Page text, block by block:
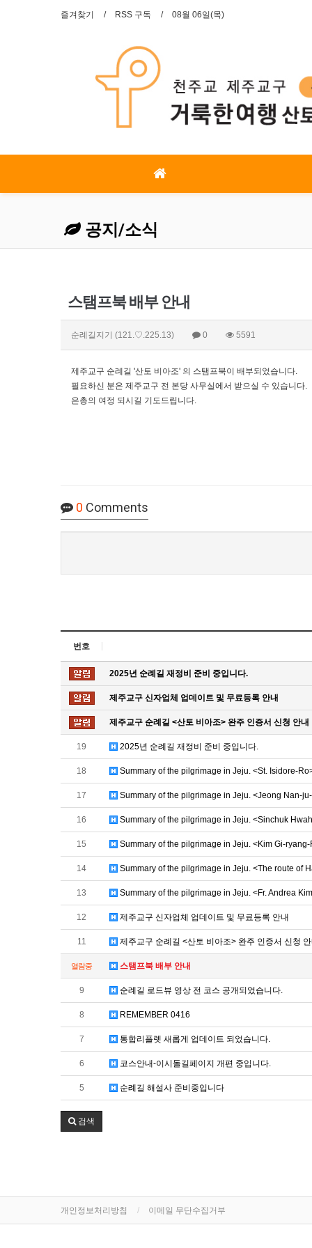
즐겨찾기 RSS 구독 08월 06일(목)
공지/소식
스탬프북 배부 안내
순례길지기 (121.♡.225.13) 0 5591
제주교구 순례길 '산토 비아조' 의 스탬프북이 배부되었습니다.
필요하신 분은 제주교구 전 본당 사무실에서 받으실 수 있습니다.
은총의 여정 되시길 기도드립니다.
0 Comments
번호
2025년 순례길 재정비 준비 중입니다.
제주교구 신자업체 업데이트 및 무료등록 안내
제주교구 순례길 <산토 비아조> 완주 인증서 신청 안내
19 2025년 순례길 재정비 준비 중입니다.
18 Summary of the pilgrimage in Jeju. <St. Isidore-
17 Summary of the pilgrimage in Jeju. <Jeong Nan-
16 Summary of the pilgrimage in Jeju. <Sinchuk
15 Summary of the pilgrimage in Jeju. <Kim Gi-ryang-
14 Summary of the pilgrimage in Jeju. <The route of
13 Summary of the pilgrimage in Jeju. <Fr. Andrea
12 제주교구 신자업체 업데이트 및 무료등록 안내
11 제주교구 순례길 <산토 비아조> 완주 인증서 신청
열람중 스탬프북 배부 안내
9 순례길 로드뷰 영상 전 코스 공개되었습니다.
8 REMEMBER 0416
7 통합리플렛 새롭게 업데이트 되었습니다.
6 코스안내-이시돌길페이지 개편 중입니다.
5 순례길 해설사 준비중입니다
검색
개인정보처리방침 이메일 무단수집거부